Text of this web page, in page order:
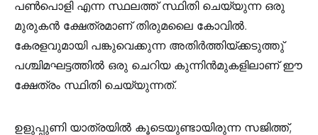
പൺപൊളി എന്ന സ്ഥലത്ത് സ്ഥിതി ചെയ്യുന്ന ഒരു
മുരുകൻ ക്ഷേത്രമാണ് തിരുമലൈ കോവിൽ.
കേരളവുമായി പങ്കുവെക്കുന്ന അതിർത്തിയ്ക്കടുത്തു്
പശ്ചിമഘട്ടത്തിൽ ഒരു ചെറിയ കുന്നിൻമുകളിലാണ്‌ ഈ
ക്ഷേത്രം സ്ഥിതി ചെയ്യുന്നത്.
ഉളുപ്പുണി യാത്രയിൽ കൂടെയുണ്ടായിരുന്ന സജിത്ത്,